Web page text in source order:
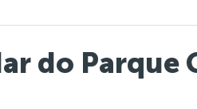
do Parque